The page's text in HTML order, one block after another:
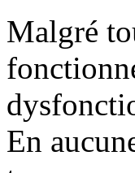
Malgré
En